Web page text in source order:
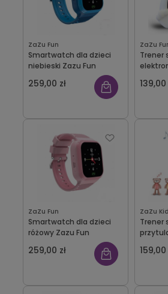
ZaZu Fun
Smartwatch dla dzieci
niebieski Zazu Fun
259,00 zł
ZaZu
Trener
139,00
ZaZu Fun
Smartwatch dla dzieci
różowy Zazu Fun
259,00 zł
ZaZu
Trener
159,00